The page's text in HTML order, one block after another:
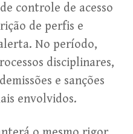
controle de acesso
de perfis e
No período,
disciplinares,
e sanções
envolvidos.